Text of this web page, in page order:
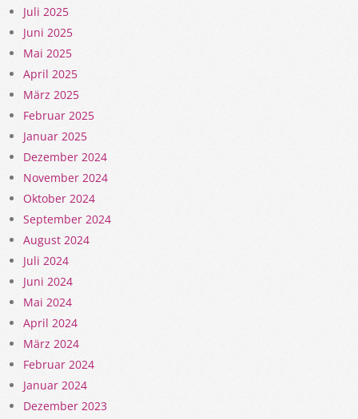
Juli 2025
Juni 2025
Mai 2025
April 2025
März 2025
Februar 2025
Januar 2025
Dezember 2024
November 2024
Oktober 2024
September 2024
August 2024
Juli 2024
Juni 2024
Mai 2024
April 2024
März 2024
Februar 2024
Januar 2024
Dezember 2023